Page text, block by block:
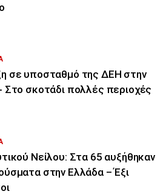
σε υποσταθμό της ΔΕΗ στην
Στο σκοτάδι πολλές περιοχές
Νείλου: Στα 65 αυξήθηκαν
στην Ελλάδα – Έξι